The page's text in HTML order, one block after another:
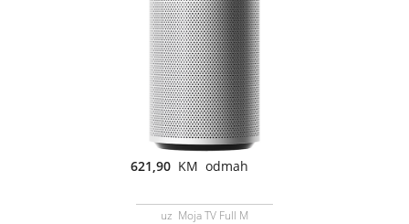
621,90 KM odmah
uz Moja TV Full M